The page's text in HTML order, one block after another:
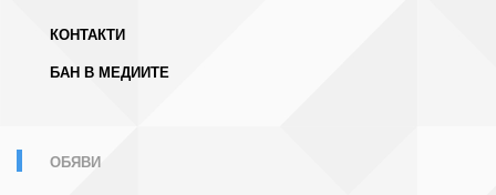
КОНТАКТИ
БАН В МЕДИИТЕ
ОБЯВИ